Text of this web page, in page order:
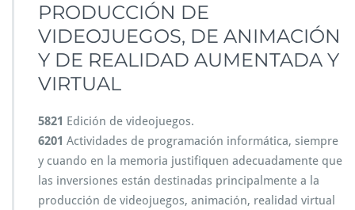
PRODUCCIÓN DE
VIDEOJUEGOS, DE ANIMACIÓN
Y DE REALIDAD AUMENTADA Y
VIRTUAL
5821 Edición de videojuegos.
6201 Actividades de programación informática, siempre
y cuando en la memoria justifiquen adecuadamente que
las inversiones están destinadas principalmente a la
producción de videojuegos, animación, realidad virtual